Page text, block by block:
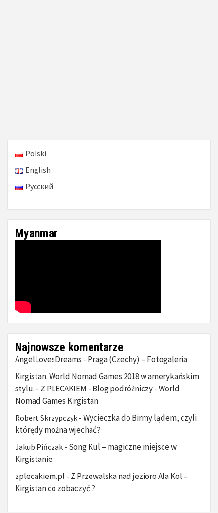
Polski
English
Русский
Myanmar
Najnowsze komentarze
AngelLovesDreams - Praga (Czechy) – Fotogaleria
Kirgistan. World Nomad Games 2018 w amerykańskim
stylu. - Z PLECAKIEM - Blog podróżniczy - World
Nomad Games Kirgistan
Robert Skrzypczyk - Wycieczka do Birmy lądem, czyli
którędy można wjechać?
Jakub Pińczak - Song Kul – magiczne miejsce w
Kirgistanie
zplecakiem.pl - Z Przewalska nad jezioro Ala Kol –
Kirgistan co zobaczyć ?